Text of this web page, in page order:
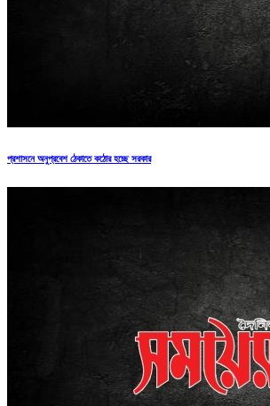
প্রশাসনে অনুপ্রবেশ ঠেকাতে কঠোর হচ্ছে সরকার